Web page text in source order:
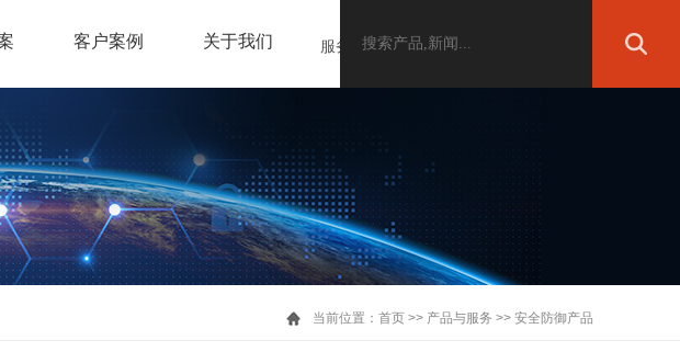
客户案例 关于我们 服务热线：400-1088-025
当前位置： 首页>> 产品与服务 >> 安全防御产品